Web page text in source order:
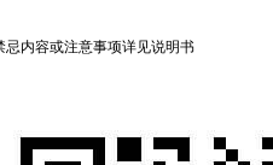
忌内容或注意事项详见说明书